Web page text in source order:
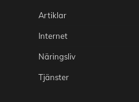
Artiklar
Internet
Näringsliv
Tjänster